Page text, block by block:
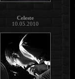
Celeste
10.05.2010